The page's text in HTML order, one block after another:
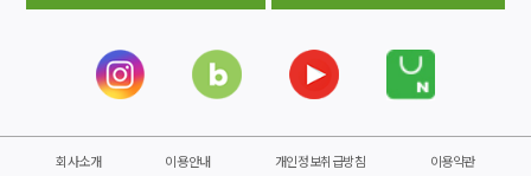
회사소개 이용안내 개인정보취급방침 이용약관